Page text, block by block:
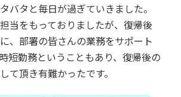
バタと毎日が過ぎていきました。
当をもっておりましたが、復帰後
、部署の皆さんの業務をサポート
短勤務ということもあり、復帰後の
て頂き有難かったです。